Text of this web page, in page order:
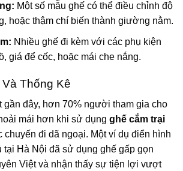
Một số mẫu ghế có thể điều chỉnh độ
hoặc thậm chí biến thành giường nằm.
Nhiều ghế đi kèm với các phụ kiện
giá để cốc, hoặc mái che nắng.
Thống Kê
gần đây, hơn 70% người tham gia cho
mái hơn khi sử dụng ghế cắm trại
chuyến đi dã ngoại. Một ví dụ điển hình
tại Hà Nội đã sử dụng ghế gấp gọn
Việt và nhận thấy sự tiện lợi vượt